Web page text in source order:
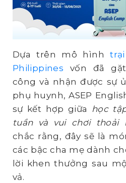
Dựa trên mô hình
Philippines vốn đã
công và nhận được sự
phụ huynh, ASEP
sự kết hợp giữa học
tuần và
vui chơi thoải
chắc rằng, đây sẽ là
các bậc cha mẹ dành
lời khen thưởng sau
vả.